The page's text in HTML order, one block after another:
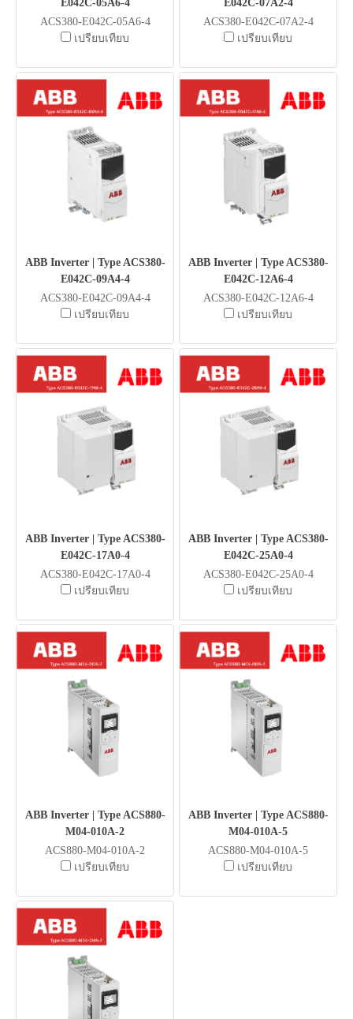
E042C-05A6-4
ACS380-E042C-05A6-4
เปรียบเทียบ
E042C-07A2-4
ACS380-E042C-07A2-4
เปรียบเทียบ
ABB Inverter | Type ACS380-
E042C-09A4-4
ACS380-E042C-09A4-4
เปรียบเทียบ
ABB Inverter | Type ACS380-
E042C-12A6-4
ACS380-E042C-12A6-4
เปรียบเทียบ
ABB Inverter | Type ACS380-
E042C-17A0-4
ACS380-E042C-17A0-4
เปรียบเทียบ
ABB Inverter | Type ACS380-
E042C-25A0-4
ACS380-E042C-25A0-4
เปรียบเทียบ
ABB Inverter | Type ACS880-
M04-010A-2
ACS880-M04-010A-2
เปรียบเทียบ
ABB Inverter | Type ACS880-
M04-010A-5
ACS880-M04-010A-5
เปรียบเทียบ